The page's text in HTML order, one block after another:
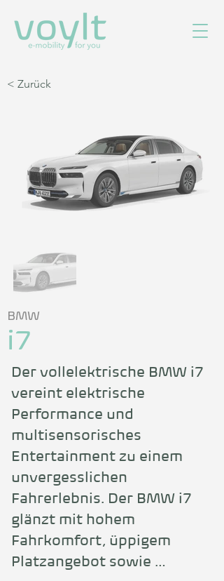
< Zurück
BMW
i7
Der vollelektrische BMW i7
vereint elektrische
Performance und
multisensorisches
Entertainment zu einem
unvergesslichen
Fahrerlebnis. Der BMW i7
glänzt mit hohem
Fahrkomfort, üppigem
Platzangebot sowie